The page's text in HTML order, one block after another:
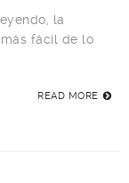
la
más fácil de lo
READ MORE